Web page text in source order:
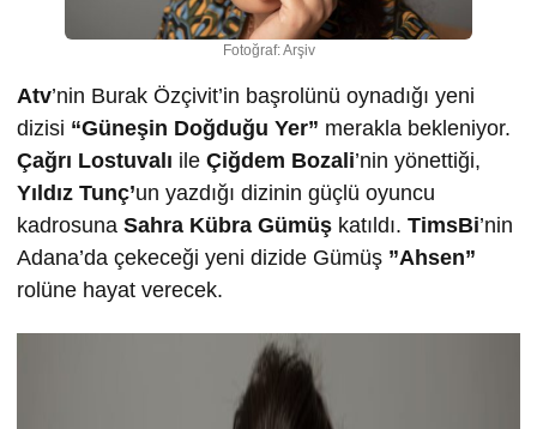
Fotoğraf: Arşiv
Atv’nin Burak Özçivit’in başrolünü oynadığı yeni
dizisi “Güneşin Doğduğu Yer” merakla bekleniyor.
Çağrı Lostuvalı ile Çiğdem Bozali’nin yönettiği,
Yıldız Tunç’un yazdığı dizinin güçlü oyuncu
kadrosuna Sahra Kübra Gümüş katıldı. TimsBi’nin
Adana’da çekeceği yeni dizide Gümüş ”Ahsen”
rolüne hayat verecek.